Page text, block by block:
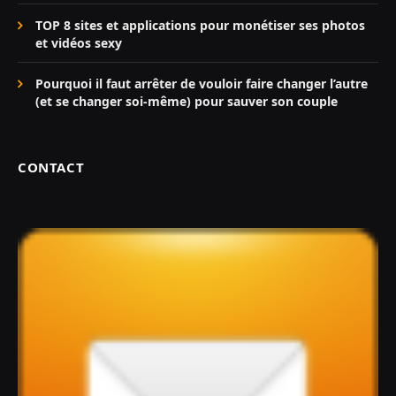
TOP 8 sites et applications pour monétiser ses photos
et vidéos sexy
Pourquoi il faut arrêter de vouloir faire changer l’autre
(et se changer soi-même) pour sauver son couple
CONTACT